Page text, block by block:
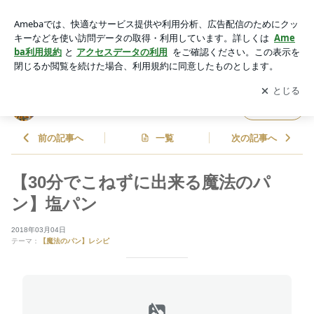
ーママ) オフィシャルブログ Powered by Ameba
アプリをダウンロードして ブログの更新通知
を受け取りまし
ょう。
開く
前の記事へ 一覧 次の記事へ
【30分でこねずに出来る魔法のパ
ン】塩パン
2018年03月04日
テーマ：
【魔法のパン】レシピ